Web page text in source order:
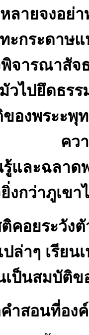
ลายจงอย่
ะกระดาษ
จารณาสัจ
มัวไปยึดธรร
ของพระะ
คว
รู้และฉลาด
งกว่าภูเข
คอยระวัง
ปล่าๆ เรียน
ป็นสมบัติข
ำสอนที่อง